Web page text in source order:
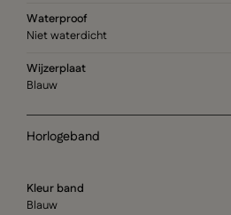
Waterproof
Niet waterdicht
Wijzerplaat
Blauw
Horlogeband
Kleur band
Blauw